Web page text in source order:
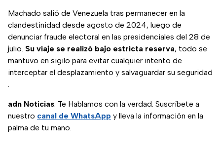
Machado salió de Venezuela tras permanecer en la
clandestinidad desde agosto de 2024, luego de
denunciar fraude electoral en las presidenciales del 28 de
julio. Su viaje se realizó bajo estricta reserva, todo se
mantuvo en sigilo para evitar cualquier intento de
interceptar el desplazamiento y salvaguardar su seguridad
.
adn Noticias. Te Hablamos con la verdad. Suscríbete a
nuestro canal de WhatsApp y lleva la información en la
palma de tu mano.